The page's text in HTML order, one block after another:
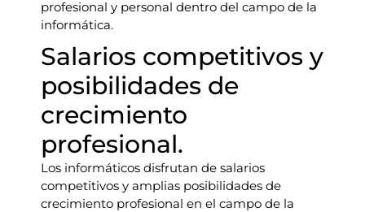
profesional y personal dentro del campo de la
informática.
Salarios competitivos y
posibilidades de
crecimiento
profesional.
Los informáticos disfrutan de salarios
competitivos y amplias posibilidades de
crecimiento profesional en el campo de la